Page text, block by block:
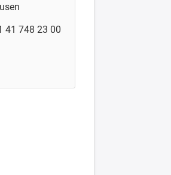
41 748 23 00